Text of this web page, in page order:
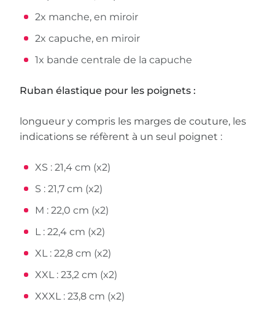
2x manche, en miroir
2x capuche, en miroir
1x bande centrale de la capuche
Ruban élastique pour les poignets :
longueur y compris les marges de couture, les
indications se réfèrent à un seul poignet :
XS : 21,4 cm (x2)
S : 21,7 cm (x2)
M : 22,0 cm (x2)
L : 22,4 cm (x2)
XL : 22,8 cm (x2)
XXL : 23,2 cm (x2)
XXXL : 23,8 cm (x2)